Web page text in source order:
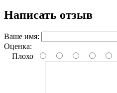
Написать отзыв
Ваше имя:
Оценка:
Плохо